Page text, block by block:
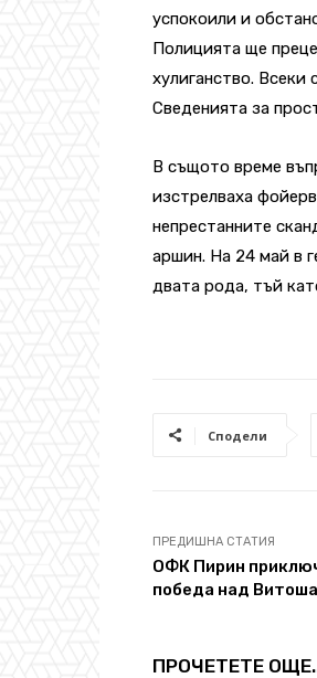
успокоили и
Полицията ще
хулиганство.
Сведенията за
В същото време
изстрелваха
непрестанните
аршин. На 24 май в
двата рода, тъй
Сподели
ПРЕДИШНА СТАТИЯ
ОФК Пирин
победа над
ПРОЧЕТЕТЕ